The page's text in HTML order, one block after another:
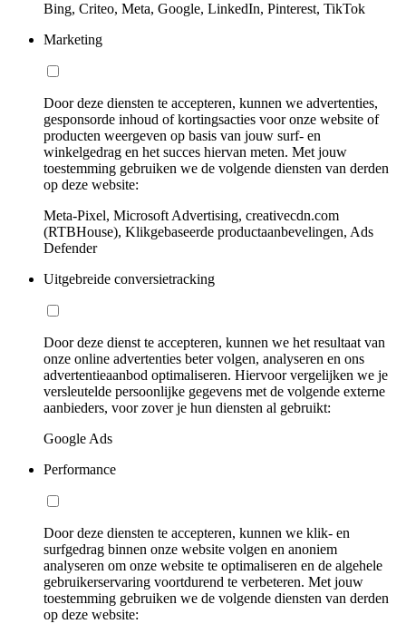
Bing, Criteo, Meta, Google, LinkedIn, Pinterest, TikTok
Marketing
Door deze diensten te accepteren, kunnen we advertenties,
gesponsorde inhoud of kortingsacties voor onze website of
producten weergeven op basis van jouw surf- en
winkelgedrag en het succes hiervan meten. Met jouw
toestemming gebruiken we de volgende diensten van derden
op deze website:
Meta-Pixel, Microsoft Advertising, creativecdn.com
(RTBHouse), Klikgebaseerde productaanbevelingen, Ads
Defender
Uitgebreide conversietracking
Door deze dienst te accepteren, kunnen we het resultaat van
onze online advertenties beter volgen, analyseren en ons
advertentieaanbod optimaliseren. Hiervoor vergelijken we je
versleutelde persoonlijke gegevens met de volgende externe
aanbieders, voor zover je hun diensten al gebruikt:
Google Ads
Performance
Door deze diensten te accepteren, kunnen we klik- en
surfgedrag binnen onze website volgen en anoniem
analyseren om onze website te optimaliseren en de algehele
gebruikerservaring voortdurend te verbeteren. Met jouw
toestemming gebruiken we de volgende diensten van derden
op deze website: